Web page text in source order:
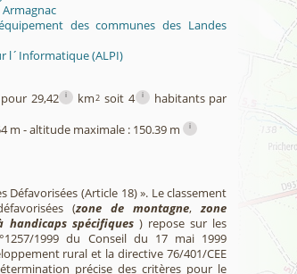
des communes des Landes
l´Informatique (ALPI)
29,42 i km2 soit 4 i
habitants par
m - altitude maximale : 150.39 m i
Défavorisées (Article 18) ». Le classement
(zone de montagne,zone
handicaps spécifiques) repose sur les
1999 du Conseil du 17 mai 1999
rural et la directive 76/401/CEE
précise des critères pour le